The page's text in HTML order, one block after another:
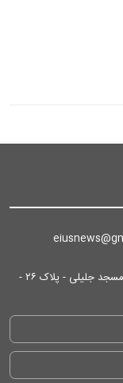
آدرس: تهران/ انتهای خیابان ایرانشهر - پایین تر از مسجد جلیلی - پلاک ۲۶ -